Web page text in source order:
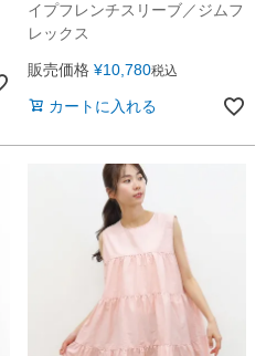
イプフレンチスリーブ／ジムフ
レックス
販売価格 ¥10,780税込
カートに入れる